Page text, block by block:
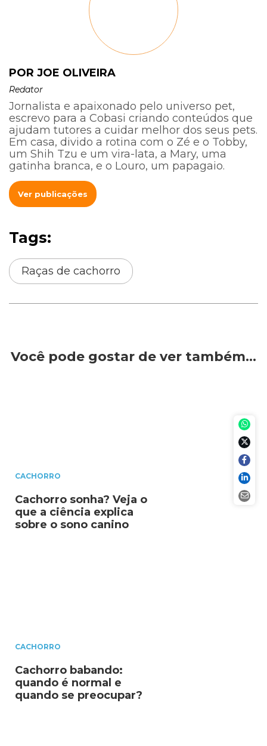
POR JOE OLIVEIRA
Redator
Jornalista e apaixonado pelo universo pet,
escrevo para a Cobasi criando conteúdos que
ajudam tutores a cuidar melhor dos seus pets.
Em casa, divido a rotina com o Zé e o Tobby,
um Shih Tzu e um vira-lata, a Mary, uma
gatinha branca, e o Louro, um papagaio.
Ver publicações
Tags:
Raças de cachorro
Você pode gostar de ver também…
CACHORRO
Cachorro sonha? Veja o
que a ciência explica
sobre o sono canino
CACHORRO
Cachorro babando:
quando é normal e
quando se preocupar?